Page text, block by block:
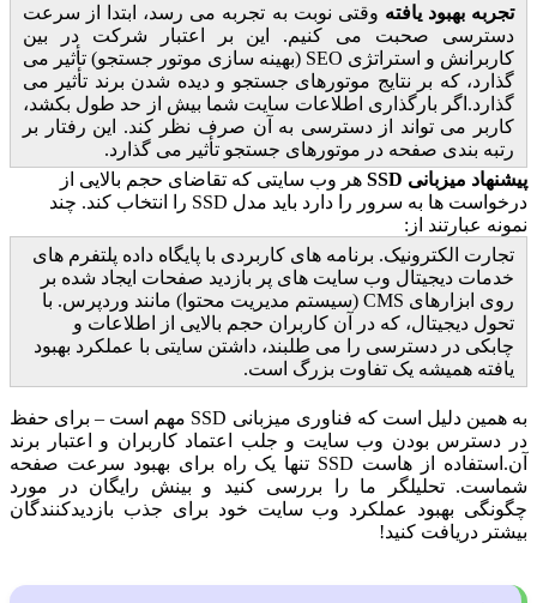
تجربه بهبود یافته وقتی نوبت به تجربه می رسد، ابتدا از سرعت
دسترسی صحبت می کنیم. این بر اعتبار شرکت در بین
کاربرانش و استراتژی SEO (بهینه سازی موتور جستجو) تأثیر می
گذارد، که بر نتایج موتورهای جستجو و دیده شدن برند تأثیر می
گذارد.اگر بارگذاری اطلاعات سایت شما بیش از حد طول بکشد،
کاربر می تواند از دسترسی به آن صرف نظر کند. این رفتار بر
رتبه بندی صفحه در موتورهای جستجو تأثیر می گذارد.
پیشنهاد میزبانی SSD
هر وب سایتی که تقاضای حجم بالایی از
درخواست ها به سرور را دارد باید مدل SSD را انتخاب کند. چند
نمونه عبارتند از:
تجارت الکترونیک. برنامه های کاربردی با پایگاه داده پلتفرم های
خدمات دیجیتال وب سایت های پر بازدید صفحات ایجاد شده بر
روی ابزارهای CMS (سیستم مدیریت محتوا) مانند وردپرس. با
تحول دیجیتال، که در آن کاربران حجم بالایی از اطلاعات و
چابکی در دسترسی را می طلبند، داشتن سایتی با عملکرد بهبود
یافته همیشه یک تفاوت بزرگ است.
به همین دلیل است که فناوری میزبانی SSD مهم است – برای حفظ
در دسترس بودن وب سایت و جلب اعتماد کاربران و اعتبار برند
آن.استفاده از هاست SSD تنها یک راه برای بهبود سرعت صفحه
شماست. تحلیلگر ما را بررسی کنید و بینش رایگان در مورد
چگونگی بهبود عملکرد وب سایت خود برای جذب بازدیدکنندگان
بیشتر دریافت کنید!